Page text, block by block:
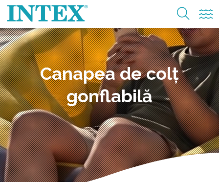
Canapea de colț
gonflabilă